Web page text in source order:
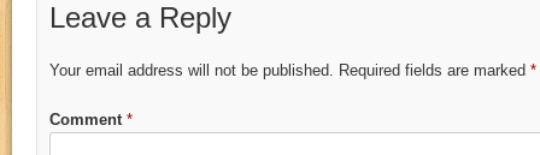
Leave a Reply
Your email address will not be published. Required fields are marked *
Comment *